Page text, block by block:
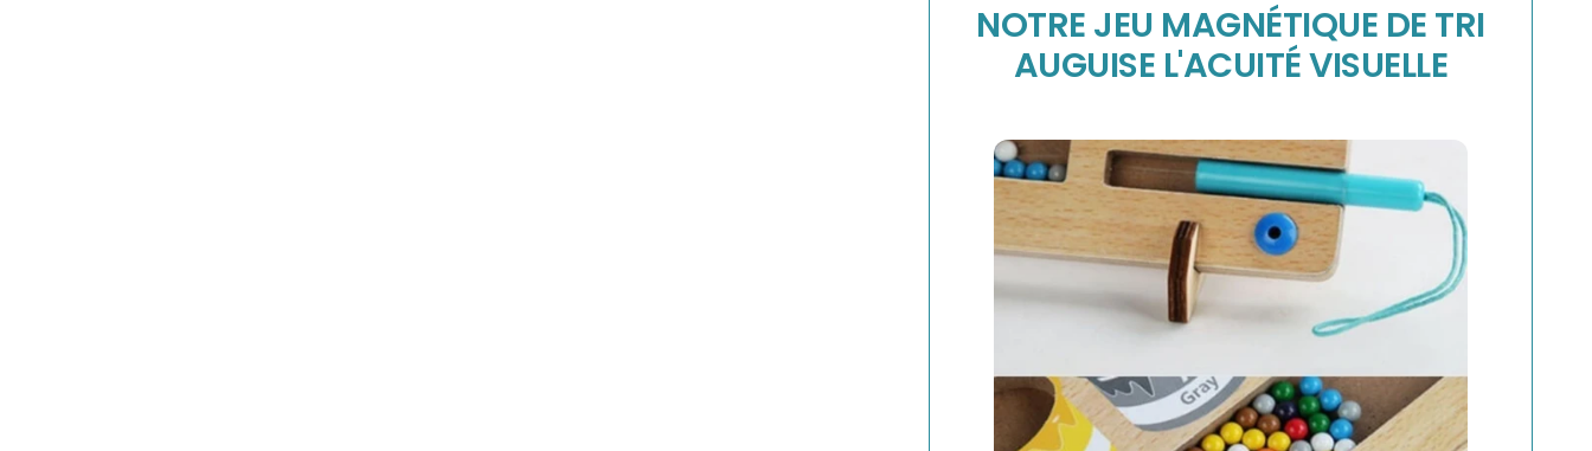
NOTRE JEU MAGNÉTIQUE DE TRI
AUGUISE L'ACUITÉ VISUELLE